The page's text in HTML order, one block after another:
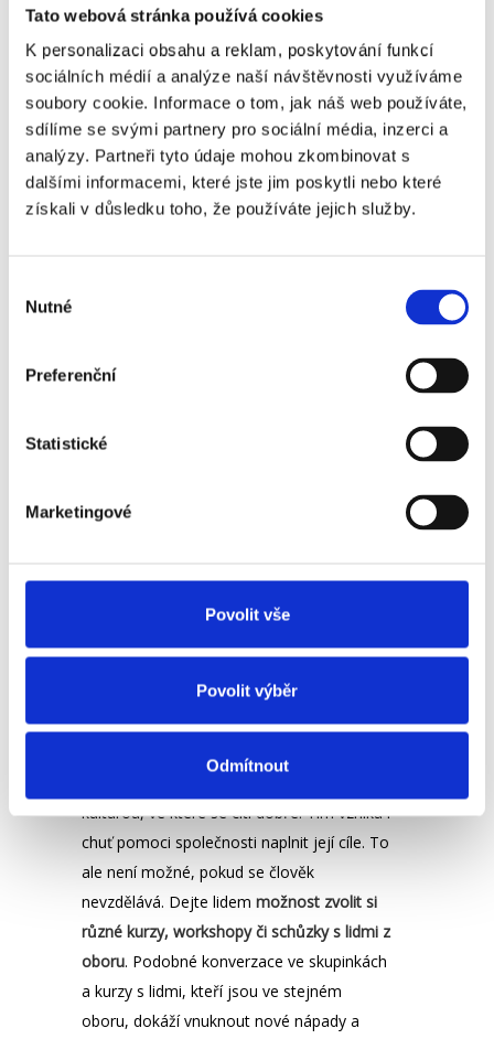
Tato webová stránka používá cookies
K personalizaci obsahu a reklam, poskytování funkcí
sociálních médií a analýze naší návštěvnosti využíváme
soubory cookie. Informace o tom, jak náš web používáte,
sdílíme se svými partnery pro sociální média, inzerci a
analýzy. Partneři tyto údaje mohou zkombinovat s
dalšími informacemi, které jste jim poskytli nebo které
získali v důsledku toho, že používáte jejich služby.
souhlasu
Nutné
Preferenční
Statistické
Marketingové
Povolit vše
Povolit výběr
Odmítnout
motivace. Nejen, že tímdáte najevo, že si
ceníte jeho dovedností a vložené energie,
ale vytváříte vzájemné emocionální
spojení.Chvalte veřejně a konkrétně. Čím
konkrétněji sdělíte, za co přesně chválíte,
účinek ještě znásobíte směrem k ostatním
svém místě s ní dokáže naložit velmi
energie. Dejte svým zaměstnancům
kroky a
tomu poskytnete lidem pocit autonomie a
zároveň jim ukážete, že jejich
schopnostem doopravdy věříte.
Růst a progres
Motivace zaměstnance vzniká uvnitř.
kulturou, ve které se cítí dobře. Tím vzniká i
chuť pomoci společnosti naplnit její cíle. To
ale není možné, pokud se člověk
nevzdělává. Dejte lidem možnost zvolit si
různé kurzy, workshopy či schůzky s lidmi z
oboru. Podobné konverzace ve skupinkách
a kurzy s lidmi, kteří jsou ve stejném
oboru, dokáží vnuknout nové nápady a